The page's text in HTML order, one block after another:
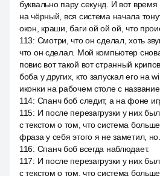
буквально пару секунд. И вот
на чёрный, вся система начала
окон, краши, баги ой ой ой, что
113: Смотри, что он сделал, хоть
что он сделал. Мой компьютер
повис вот такой вот странный
боба у других, кто запускал его на
иконки на рабочем столе с
114: Спанч боб следит, а на фоне
115: И после перезагрузки у них
с текстом о том, что система
фраза у себя этого я не заметил, но.
116: Спанч боб всегда наблюдает.
117: И после перезагрузки у них
с текстом о том, что система